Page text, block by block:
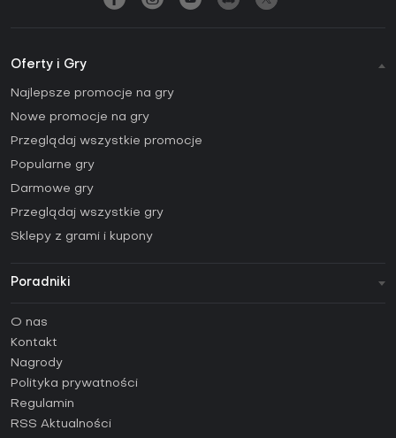
Oferty i Gry
Najlepsze promocje na gry
Nowe promocje na gry
Przeglądaj wszystkie promocje
Popularne gry
Darmowe gry
Przeglądaj wszystkie gry
Sklepy z grami i kupony
Poradniki
Poradniki
Jak aktywować klucz Steam (CD Key)?
Jak aktywować klucz Epic Games (CD Key)?
Jak aktywować klucz GOG (CD Key)?
Jak aktywować klucz Ubisoft Connect (CD Key)?
O nas
Kontakt
Nagrody
Polityka prywatności
Regulamin
RSS Aktualności